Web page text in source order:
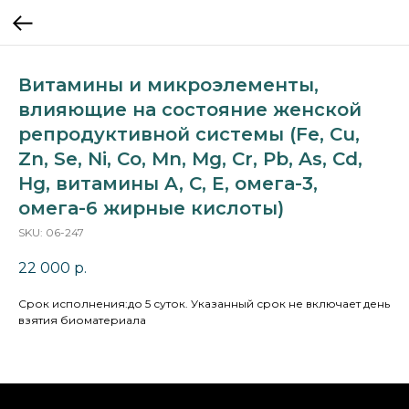
Витамины и микроэлементы,
влияющие на состояние женской
репродуктивной системы (Fe, Cu,
Zn, Se, Ni, Co, Mn, Mg, Cr, Pb, As, Cd,
Hg, витамины A, C, E, омега-3,
омега-6 жирные кислоты)
SKU: 06-247
22 000 р.
Cрок исполнения:до 5 суток. Указанный срок не включает день
взятия биоматериала